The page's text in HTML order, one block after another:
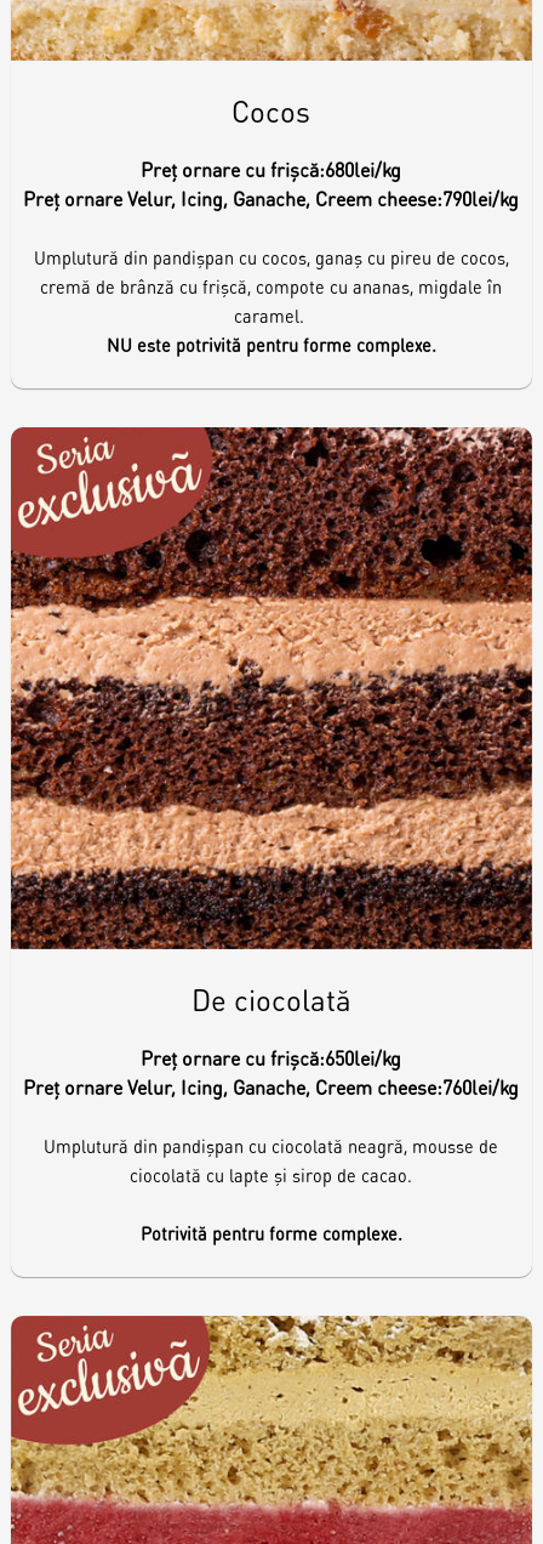
Cocos
Preț ornare cu frișcă:680lei/kg
Preț ornare Velur, Icing, Ganache, Creem cheese:790lei/kg
Umplutură din pandișpan cu cocos, ganaș cu pireu de cocos,
cremă de brânză cu frișcă, compote cu ananas, migdale în
caramel.
NU este potrivită pentru forme complexe.
De ciocolată
Preț ornare cu frișcă:650lei/kg
Preț ornare Velur, Icing, Ganache, Creem cheese:760lei/kg
Umplutură din pandișpan cu ciocolată neagră, mousse de
ciocolată cu lapte și sirop de cacao.
Potrivită pentru forme complexe.